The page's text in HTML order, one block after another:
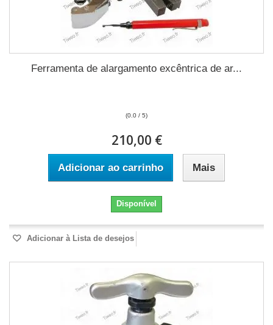
Ferramenta de alargamento excêntrica de ar...
(0.0 / 5)
210,00 €
Adicionar ao carrinho Mais
Disponível
Adicionar à Lista de desejos